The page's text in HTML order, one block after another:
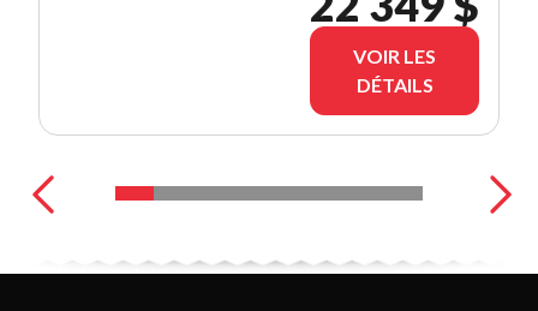
(6.99% / 72 MOIS)
VOIR LES
DÉTAILS